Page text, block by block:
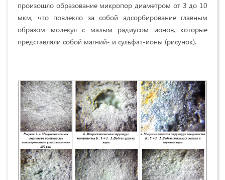
произошло образование микропор диаметром от 3 до 10
мкм, что повлекло за собой адсорбирование главным
образом молекул с малым радиусом ионов, которые
представляли собой магний- и сульфат-ионы (рисунок).